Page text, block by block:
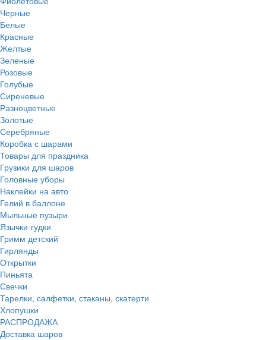
Черные
Белые
Красные
Желтые
Зеленые
Розовые
Голубые
Сиреневые
Разноцветные
Золотые
Серебряные
Коробка с шарами
Товары для праздника
Грузики для шаров
Головные уборы
Наклейки на авто
Гелий в баллоне
Мыльные пузыри
Язычки-гудки
Гримм детский
Гирлянды
Открытки
Пиньята
Свечки
Тарелки, салфетки, стаканы, скатерти
Хлопушки
РАСПРОДАЖА
Доставка шаров